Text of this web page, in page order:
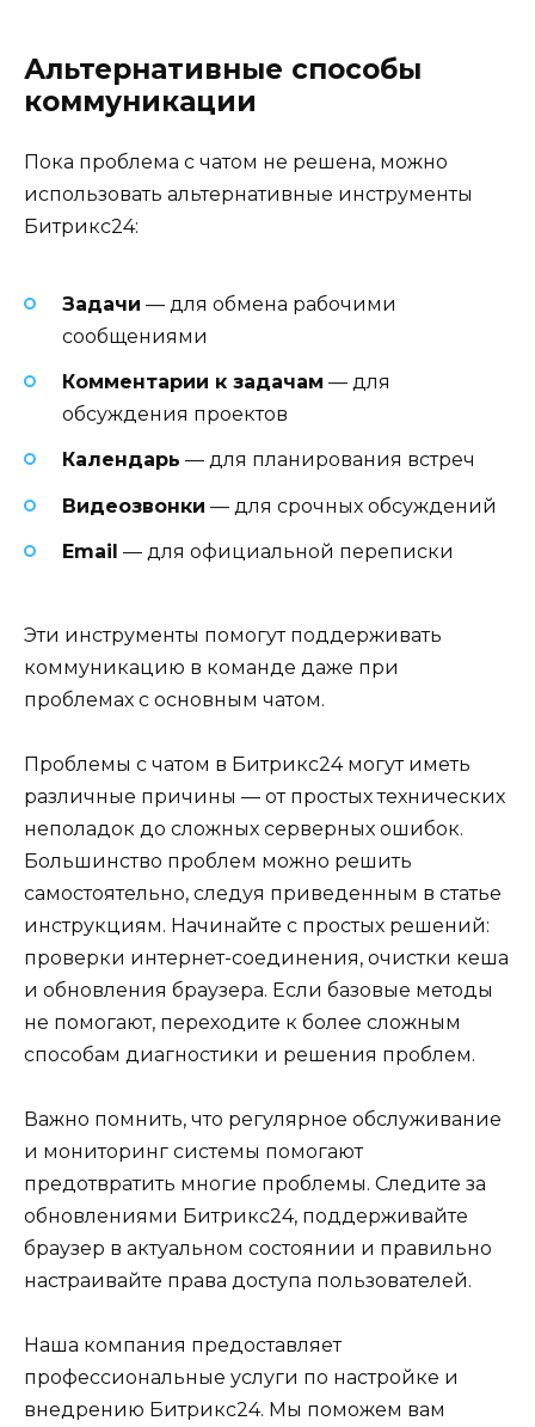
Альтернативные способы
коммуникации
Пока проблема с чатом не решена, можно
использовать альтернативные инструменты
Битрикс24:
Задачи — для обмена рабочими
сообщениями
Комментарии к задачам — для
обсуждения проектов
Календарь — для планирования встреч
Видеозвонки — для срочных обсуждений
Email — для официальной переписки
Эти инструменты помогут поддерживать
коммуникацию в команде даже при
проблемах с основным чатом.
Проблемы с чатом в Битрикс24 могут иметь
различные причины — от простых технических
неполадок до сложных серверных ошибок.
Большинство проблем можно решить
самостоятельно, следуя приведенным в статье
инструкциям. Начинайте с простых решений:
проверки интернет-соединения, очистки кеша
и обновления браузера. Если базовые методы
не помогают, переходите к более сложным
способам диагностики и решения проблем.
Важно помнить, что регулярное обслуживание
и мониторинг системы помогают
предотвратить многие проблемы. Следите за
обновлениями Битрикс24, поддерживайте
браузер в актуальном состоянии и правильно
настраивайте права доступа пользователей.
Наша компания предоставляет
профессиональные услуги по настройке и
внедрению Битрикс24. Мы поможем вам